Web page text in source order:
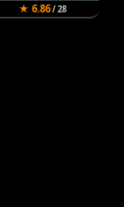
★ 6.86/ 28